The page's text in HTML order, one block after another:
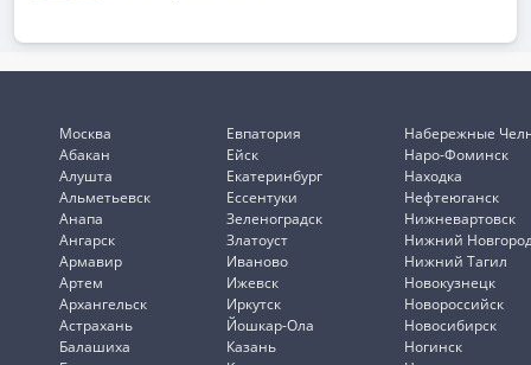
Москва
Абакан
Алушта
Альметьевск
Анапа
Ангарск
Армавир
Артем
Архангельск
Астрахань
Балашиха
Евпатория
Ейск
Екатеринбург
Ессентуки
Зеленоградск
Златоуст
Иваново
Ижевск
Иркутск
Йошкар-Ола
Казань
Набережные
Наро-Фоминск
Находка
Нефтеюганск
Нижневартовск
Нижний
Нижний Тагил
Новокузнецк
Новороссийск
Новосибирск
Ногинск